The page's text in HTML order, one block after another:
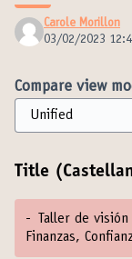
Carole Morillon
03/02/2023
Compare view
Title
-
Taller de
Finanzas,